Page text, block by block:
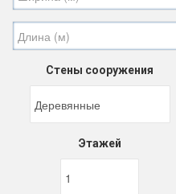
Стены сооружения
Этажей